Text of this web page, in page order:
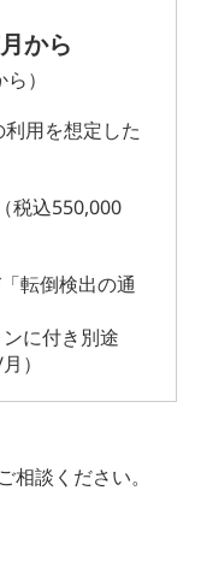
から
）
用を想定した
税込550,000
転倒検出の通
に付き別途
）
相談ください。